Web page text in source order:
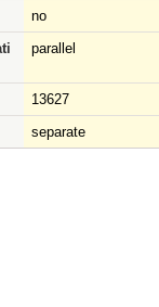
no
parallel
13627
separate